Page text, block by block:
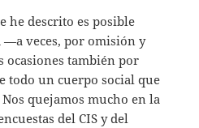
he descrito es posible
—a veces, por omisión y
ocasiones también por
todo un cuerpo social que
quejamos mucho en la
del CIS y del